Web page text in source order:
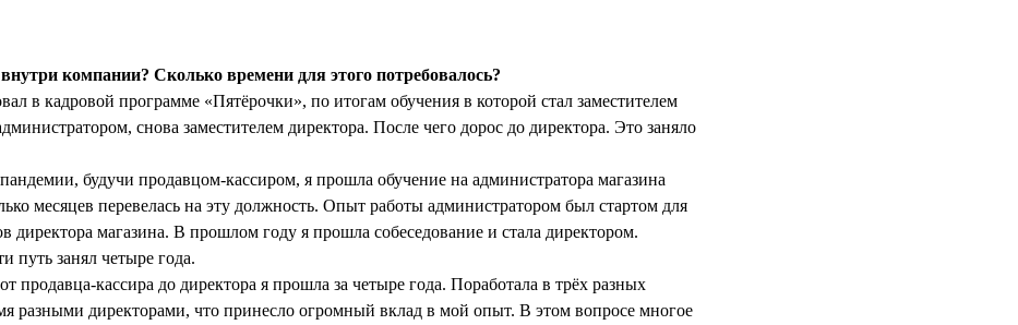
компании? Сколько времени для этого потребовалось?
в кадровой программе «Пятёрочки», по итогам обучения в которой стал заместителем
снова заместителем директора. После чего дорос до директора. Это заняло
будучи продавцом-кассиром, я прошла обучение на администратора магазина
месяцев перевелась на эту должность. Опыт работы администратором был стартом для
директора магазина. В прошлом году я прошла собеседование и стала директором.
путь занял четыре года.
продавца-кассира до директора я прошла за четыре года. Поработала в трёх разных
разными директорами, что принесло огромный вклад в мой опыт. В этом вопросе многое